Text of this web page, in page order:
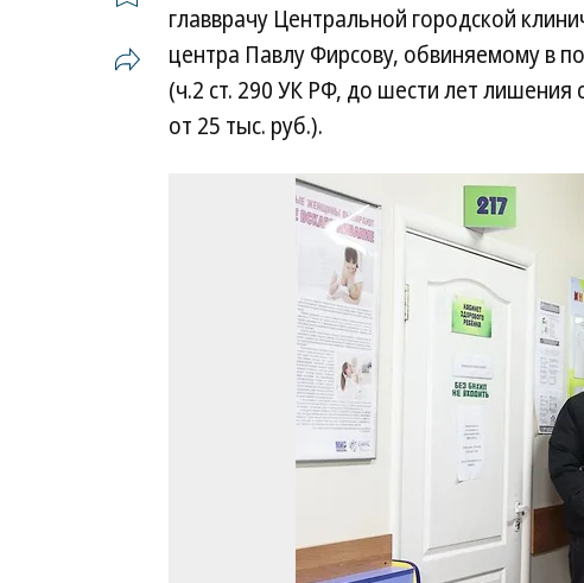
главврачу Центральной городской
центра Павлу Фирсову, обвиняемому в
(ч.2 ст. 290 УК РФ, до шести лет
от 25 тыс. руб.).